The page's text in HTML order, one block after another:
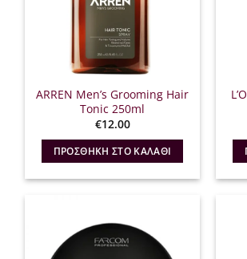
ARREN Men’s Grooming Hair
Tonic 250ml
€12.00
ΠΡΟΣΘΉΚΗ ΣΤΟ ΚΑΛΆΘΙ